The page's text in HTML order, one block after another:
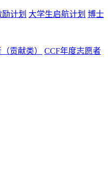
计划 大学生启航计划 博士
贡献类）
CCF年度志愿者